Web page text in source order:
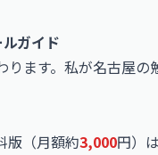
ガイド
ます。私が名古屋
版（月額約3,000円）